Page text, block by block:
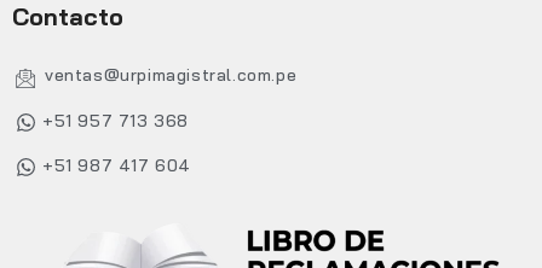
Contacto
ventas@urpimagistral.com.pe
+51 957 713 368
+51 987 417 604